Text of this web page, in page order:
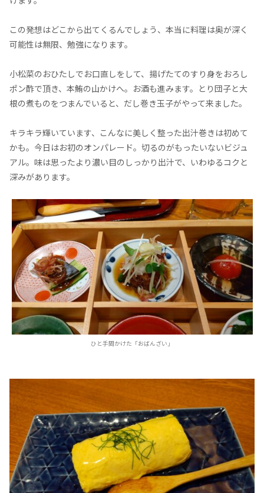
この発想はどこから出てくるんでしょう、本当に料理は奥が深く
可能性は無限、勉強になります。
小松菜のおひたしでお口直しをして、揚げたてのすり身をおろし
ポン酢で頂き、本鮪の山かけへ。お酒も進みます。とり団子と大
根の煮ものをつまんでいると、だし巻き玉子がやって来ました。
キラキラ輝いています、こんなに美しく整った出汁巻きは初めて
かも。今日はお初のオンパレード。切るのがもったいないビジュ
アル。味は思ったより濃い目のしっかり出汁で、いわゆるコクと
深みがあります。
ひと手間かけた「おばんざい」